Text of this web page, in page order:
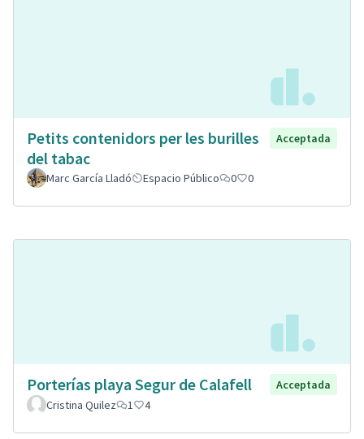
Petits contenidors per les burilles
del tabac
Acceptada
Marc García Lladó Espacio Público 0 0
Porterías playa Segur de Calafell
Acceptada
Cristina Quilez
1 4